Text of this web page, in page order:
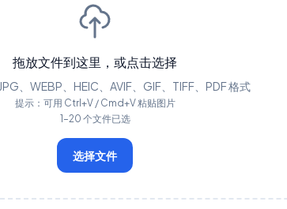
拖放文件到这里，或点击选择
、WEBP、HEIC、AVIF、GIF、TIFF、PDF 格式
提示：可用 Ctrl+V / Cmd+V 粘贴图片
1–20 个文件已选
选择文件